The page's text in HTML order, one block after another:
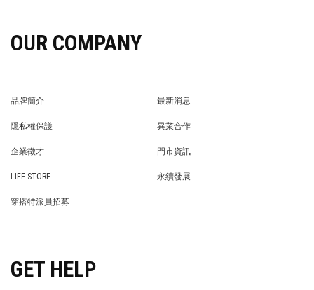
OUR COMPANY
品牌簡介
最新消息
隱私權保護
異業合作
企業徵才
門市資訊
LIFE STORE
永續發展
穿搭特派員招募
GET HELP